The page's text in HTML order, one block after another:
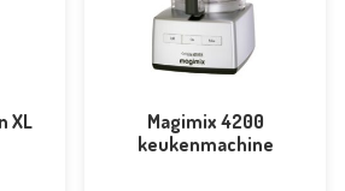
XL
Magimix 4200
keukenmachine